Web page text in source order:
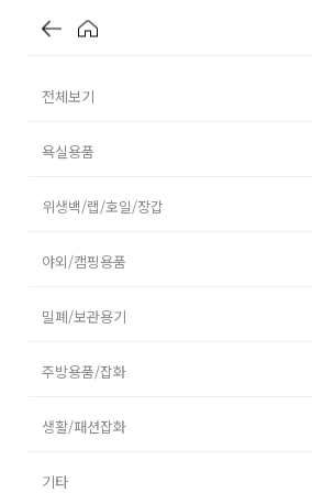
전체보기
욕실용품
위생백/랩/호일/장갑
야외/캠핑용품
밀폐/보관용기
주방용품/잡화
생활/패션잡화
기타